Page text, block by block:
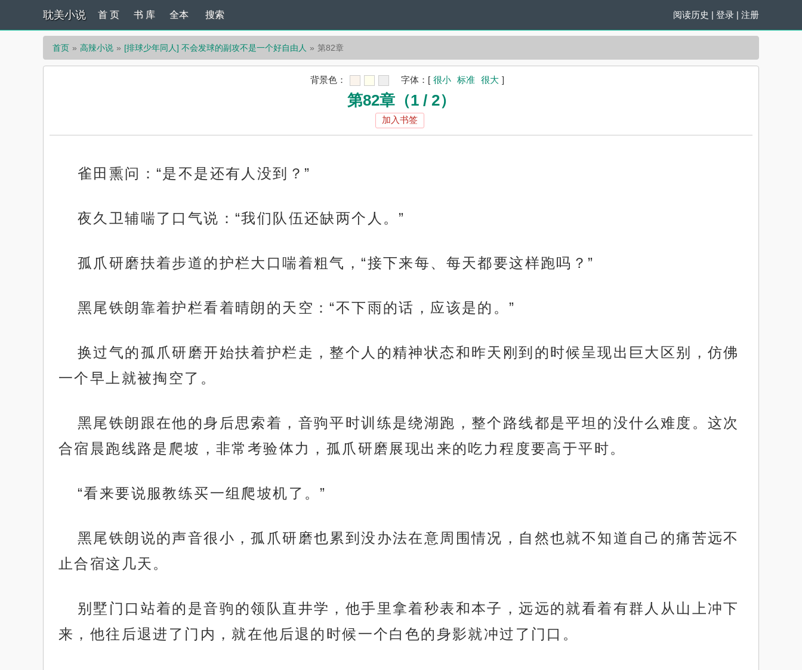
耽美小说 阅读历史 | 登录 | 注册
首 页 书 库 全本 搜索
首页 高辣小说 [排球少年同人] 不会发球的副攻不是一个好自由人 第82章
背景色： 字体： [ 很小 标准 很大 ]
第82章（1 / 2）
加入书签
雀田熏问：“是不是还有人没到？”
夜久卫辅喘了口气说：“我们队伍还缺两个人。”
孤爪研磨扶着步道的护栏大口喘着粗气，“接下来每、每天都要这样跑吗？”
黑尾铁朗靠着护栏看着晴朗的天空：“不下雨的话，应该是的。”
换过气的孤爪研磨开始扶着护栏走，整个人的精神状态和昨天刚到的时候呈现出巨大区别，仿佛
一个早上就被掏空了。
黑尾铁朗跟在他的身后思索着，音驹平时训练是绕湖跑，整个路线都是平坦的没什么难度。这次
合宿晨跑线路是爬坡，非常考验体力，孤爪研磨展现出来的吃力程度要高于平时。
“看来要说服教练买一组爬坡机了。”
黑尾铁朗说的声音很小，孤爪研磨也累到没办法在意周围情况，自然也就不知道自己的痛苦远不
止合宿这几天。
别墅门口站着的是音驹的领队直井学，他手里拿着秒表和本子，远远的就看着有群人从山上冲下
来，他往后退进了门内，就在他后退的时候一个白色的身影就冲过了门口。